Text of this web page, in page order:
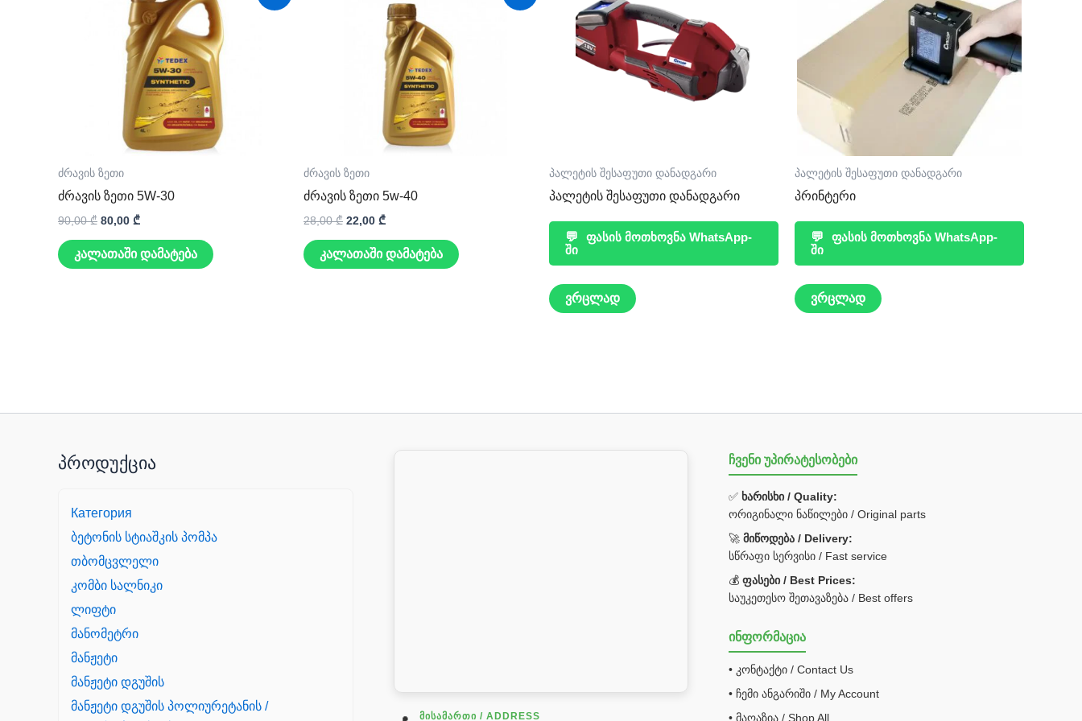
ძრავის ზეთი
ძრავის ზეთი 5W-30
90,00₾
90,00 ₾.
80,00 ₾
is:
80,00 ₾.
კალათაში დამატება
ძრავის ზეთი
ძრავის ზეთი 5w-40
28,00₾
28,00 ₾.
22,00 ₾
is:
22,00 ₾.
კალათაში დამატება
პალეტის შესაფუთი დანადგარი
პალეტის შესაფუთი დანადგარი
💬
ფასის მოთხოვნა WhatsApp-
ში
ვრცლად
პალეტის შესაფუთი დანადგარი
პრინტერი
💬
ფასის მოთხოვნა WhatsApp-
ში
ვრცლად
პროდუქცია
Категория
ბეტონის სტიაშკის პომპა
თბომცვლელი
კომბი სალნიკი
ლიფტი
მანომეტრი
მანჟეტი
მანჟეტი დგუშის
მანჟეტი დგუშის პოლიურეტანის /
ᲛᲘᲡᲐᲛᲐᲠᲗᲘ / ADDRESS
ჩვენი უპირატესობები
✅ ხარისხი / Quality:
ორიგინალი ნაწილები / Original parts
🚀მიწოდება / Delivery:
სწრაფი სერვისი / Fast service
💰ფასები / Best Prices:
საუკეთესო შეთავაზება / Best offers
ინფორმაცია
• კონტაქტი / Contact Us
• ჩემი ანგარიში / My Account
• მაღაზია / Shop All